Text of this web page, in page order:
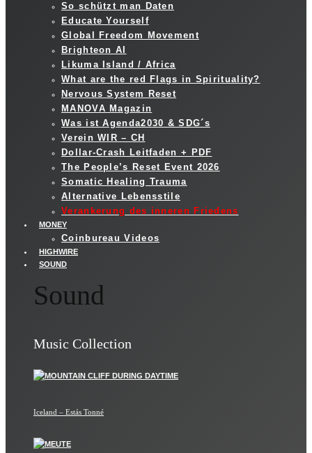
So schützt man Daten
Educate Yourself
Global Freedom Movement
Brighteon AI
Likuma Island / Africa
What are the red Flags in Spirituality?
Nervous System Reset
MANOVA Magazin
Was ist Agenda2030 & SDG´s
Verein WIR – CH
Dollar-Crash Leitfaden + PDF
The People’s Reset Event 2026
Somatic Healing Trauma
Alternative Lebensstile
Verankerung des inneren Friedens
MONEY
Coinbureau Videos
HIGHWIRE
SOUND
Sound
Music Collection
Iceland – Estás Tonné